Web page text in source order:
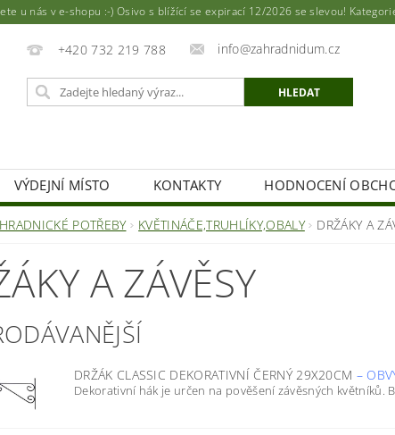
nás v e-shopu :-) Osivo s blížící se expirací 12/2026 se slevou! Kategorie
+420 732 219 788 info@zahradnidum.cz
VÝDEJNÍ MÍSTO KONTAKTY HODNOCENÍ
POTŘEBY KVĚTINÁČE,TRUHLÍKY,OBALY DRŽÁKY A
A ZÁVĚSY
DRŽÁK CLASSIC DEKORATIVNÍ ČERNÝ 29X20CM –
Dekorativní hák je určen na pověšení závěsných květníků.